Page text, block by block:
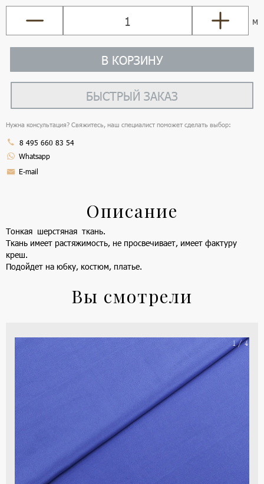
м
В КОРЗИНУ
БЫСТРЫЙ ЗАКАЗ
Нужна консультация? Свяжитесь, наш специалист поможет сделать выбор:
8 495 660 83 54
Whatsapp
E-mail
Описание
Тонкая шерстяная ткань.
Ткань имеет растяжимость, не просвечивает, имеет фактуру
креш.
Подойдет на юбку, костюм, платье.
Вы смотрели
1 / 4